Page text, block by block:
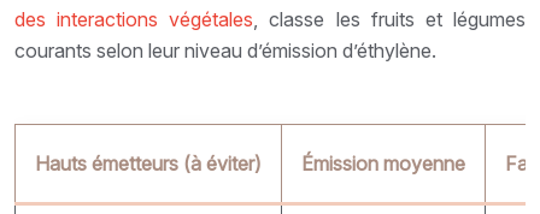
des interactions végétales , classe les fruits et légumes
courants selon leur niveau d’émission d’éthylène.
Hauts émetteurs (à éviter) Émission moyenne